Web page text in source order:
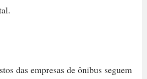
das empresas de ônibus seguem